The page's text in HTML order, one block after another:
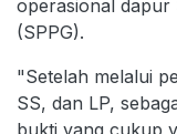
operasional dapur
(SPPG).
"Setelah melalui
SS, dan LP,